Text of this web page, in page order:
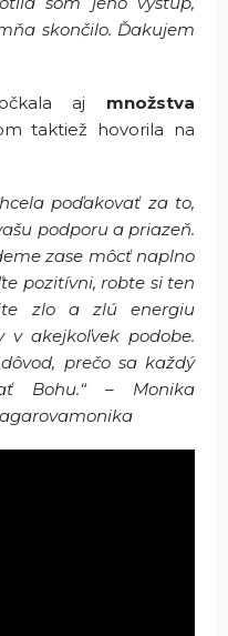
skončilo. Ďakujem
aj množstva
taktiež hovorila na
poďakovať za to,
podporu a priazeň.
zase môcť naplno
pozitívni, robte si ten
zlo a zlú energiu
v akejkoľvek podobe.
prečo sa každý
Bohu.“ – Monika